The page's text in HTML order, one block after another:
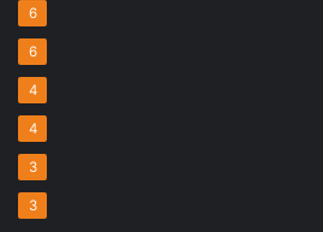
6
6
4
4
3
3